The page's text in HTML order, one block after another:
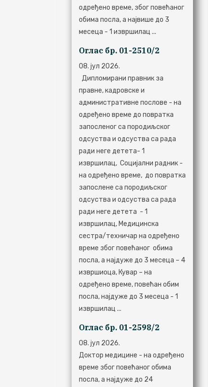
одређено време, због повећаног
обима посла, а највише до 3
месеца - 1 извршилац ...
Оглас бр. 01-2510/2
08. јул 2026.
Дипломирани правник за
правне, кадровске и
административне послове - на
одређено време до повратка
запосленог са породиљског
одсуства и одсуства са рада
ради неге детета- 1
извршилац, Социјални радник -
на одређено време, до повратка
запослене са породиљског
одсуства и одсуства са рада
ради неге детета - 1
извршилац, Медицинска
сестра/техничар на одређено
време због повећаног обима
посла, а најдуже до 3 месеца – 4
извршиоца, Кувар – на
одрeђeно врeмe, повeћан обим
посла, најдужe до 3 мeсeца - 1
извршилац ...
Оглас бр. 01-2598/2
08. јул 2026.
Доктор медицине - на одређено
време због повећаног обима
посла, а најдуже до 24